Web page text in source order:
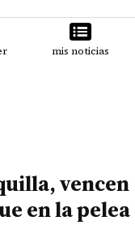
mis noticias
vencen
en la pelea